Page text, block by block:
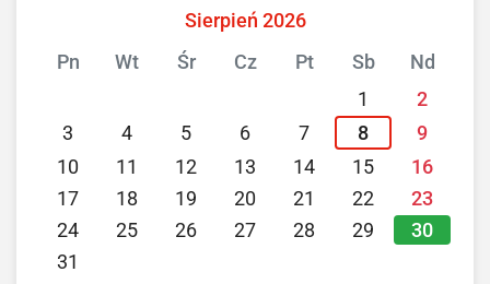
Sierpień 2026
Pn
Wt Śr Cz Pt Sb
Nd
1
2
3
4 5 6 7 8
9
10
11 12 13 14 15
16
17
18 19 20 21 22
23
24
25 26 27 28 29 30
31